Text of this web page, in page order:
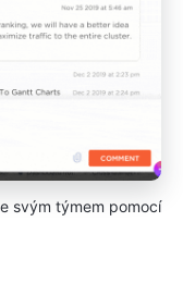
svým týmem pomocí